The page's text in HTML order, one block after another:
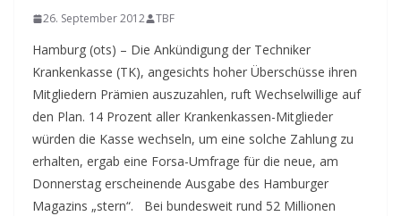
26. September 2012 TBF
Hamburg (ots) – Die Ankündigung der Techniker
Krankenkasse (TK), angesichts hoher Überschüsse ihren
Mitgliedern Prämien auszuzahlen, ruft Wechselwillige auf
den Plan. 14 Prozent aller Krankenkassen-Mitglieder
würden die Kasse wechseln, um eine solche Zahlung zu
erhalten, ergab eine Forsa-Umfrage für die neue, am
Donnerstag erscheinende Ausgabe des Hamburger
Magazins „stern“. Bei bundesweit rund 52 Millionen